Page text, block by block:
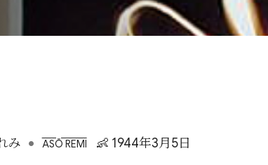
み • ASŌ REMI 👶 1944年3月5日